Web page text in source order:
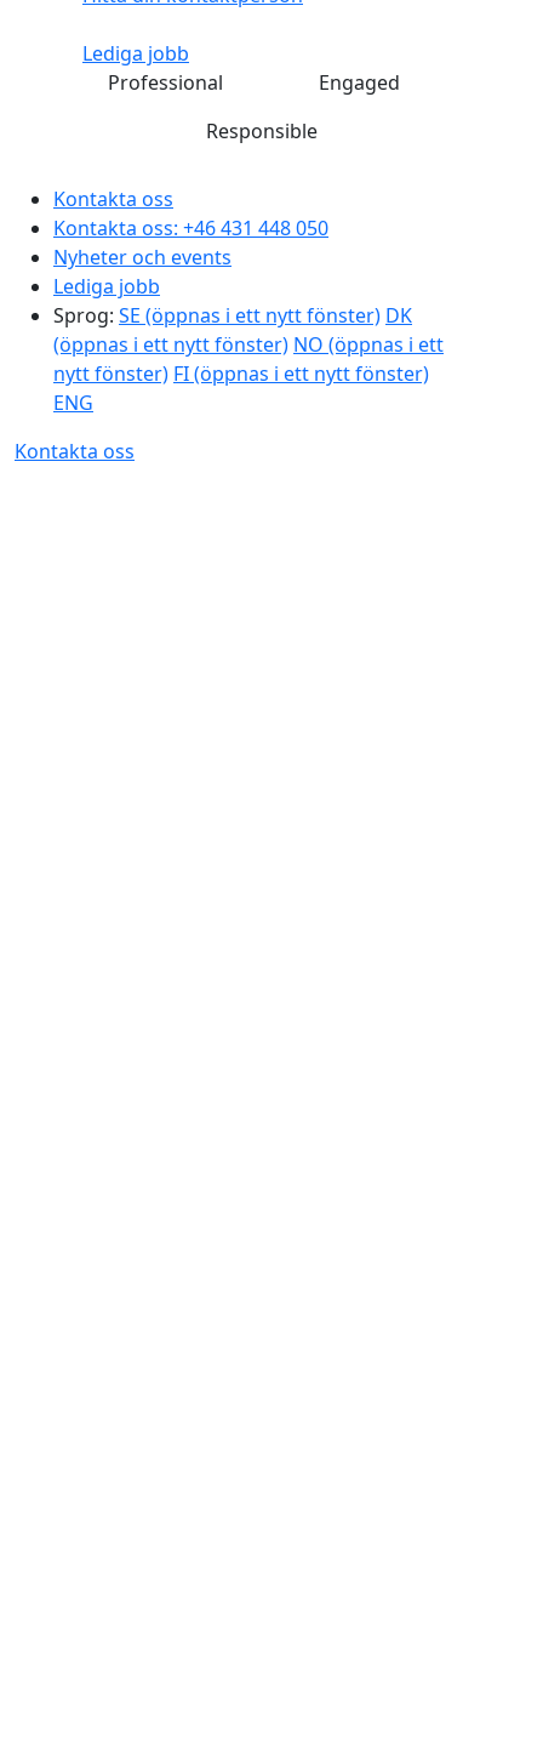
Lediga jobb
Professional
Engaged
Responsible
Kontakta oss
Kontakta oss: +46 431 448 050
Nyheter och events
Lediga jobb
Sprog: SE (öppnas i ett nytt fönster) DK
(öppnas i ett nytt fönster) NO (öppnas i ett
nytt fönster) FI(öppnas i ett nytt fönster)
ENG
Kontakta oss